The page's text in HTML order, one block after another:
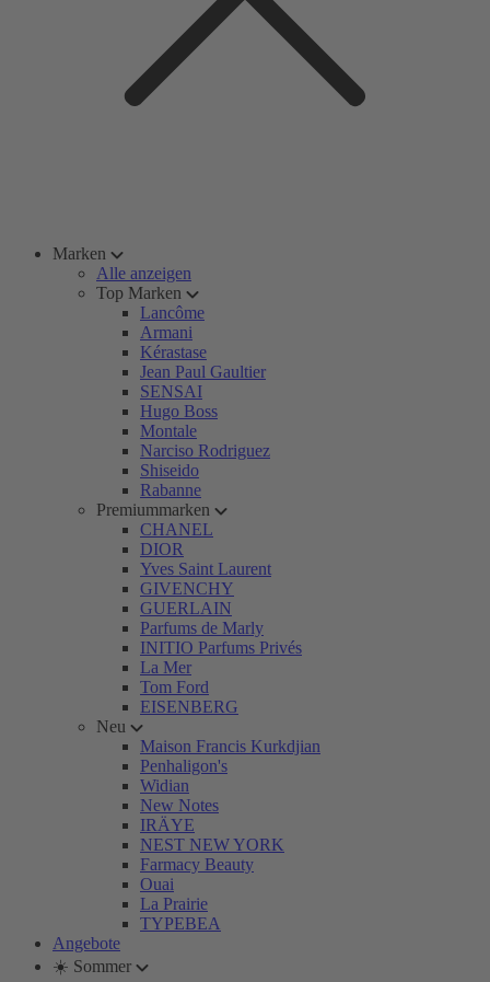
Marken
Alle anzeigen
Top Marken
Lancôme
Armani
Kérastase
Jean Paul Gaultier
SENSAI
Hugo Boss
Montale
Narciso Rodriguez
Shiseido
Rabanne
Premiummarken
CHANEL
DIOR
Yves Saint Laurent
GIVENCHY
GUERLAIN
Parfums de Marly
INITIO Parfums Privés
La Mer
Tom Ford
EISENBERG
Neu
Maison Francis Kurkdjian
Penhaligon's
Widian
New Notes
IRÄYE
NEST NEW YORK
Farmacy Beauty
Ouai
La Prairie
TYPEBEA
Angebote
☀️ Sommer